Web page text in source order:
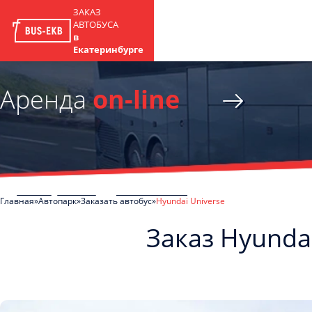
ЗАКАЗ
АВТОБУСА
в
Екатеринбурге
Арендаon-line
Главная Автопарк Заказать автобус Hyundai Universe
Заказ